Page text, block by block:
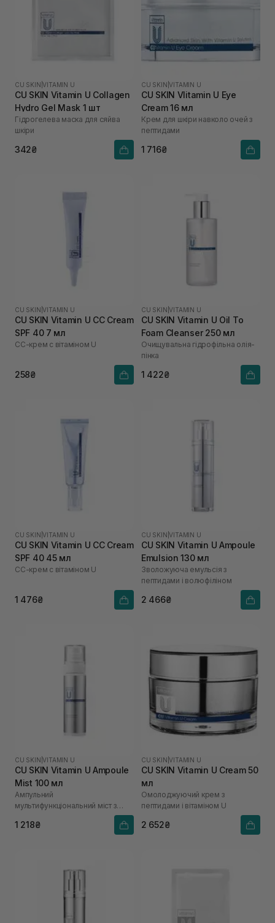
CU SKIN |VITAMIN U
CU SKIN Vitamin U Collagen
Hydro Gel Mask 1 шт
Гідрогелева маска для сяйва
шкіри
342₴
CU SKIN |VITAMIN U
CU SKIN VIitamin U Eye
Cream 16 мл
Крем для шкіри навколо очей з
пептидами
1 716₴
CU SKIN |VITAMIN U
CU SKIN Vitamin U CC Cream
SPF 40 7 мл
СС-крем с вітаміном U
258₴
CU SKIN |VITAMIN U
CU SKIN Vitamin U Oil To
Foam Cleanser 250 мл
Очищувальна гідрофільна олія-
пінка
1 422₴
CU SKIN |VITAMIN U
CU SKIN Vitamin U CC Cream
SPF 40 45 мл
СС-крем с вітаміном U
1 476₴
CU SKIN |VITAMIN U
CU SKIN Vitamin U Ampoule
Emulsion 130 мл
Зволожуюча емульсія з
пептидами і волюфіліном
2 466₴
CU SKIN |VITAMIN U
CU SKIN Vitamin U Ampoule
Mist 100 мл
Ампульний
мультифункціональний міст з
1 218₴
CU SKIN |VITAMIN U
CU SKIN Vitamin U Cream 50
мл
Омолоджуючий крем з
пептидами і вітаміном U
2 652₴